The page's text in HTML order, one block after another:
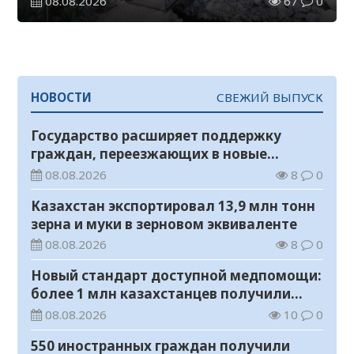
НОВОСТИ СВЕЖИЙ ВЫПУСК
Государство расширяет поддержку
граждан, переезжающих в новые
регионы для работы
08.08.2026 8 0
Казахстан экспортировал 13,9 млн тонн
зерна и муки в зерновом эквиваленте
08.08.2026 8 0
Новый стандарт доступной медпомощи:
более 1 млн казахстанцев получили
телемедицинские услуги
08.08.2026 10 0
550 иностранных граждан получили